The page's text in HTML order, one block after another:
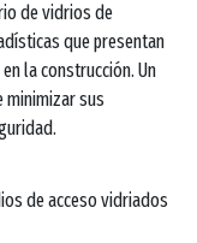
de vidrios de
que presentan
la construcción. Un
minimizar sus
de acceso vidriados